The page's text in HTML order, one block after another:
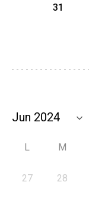
31
L M
27 28